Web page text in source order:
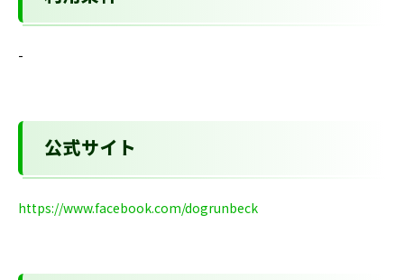
-
公式サイト
https://www.facebook.com/dogrunbeck